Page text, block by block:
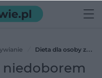
Dieta dla osoby z
[Porada eksperta]
niedoborem